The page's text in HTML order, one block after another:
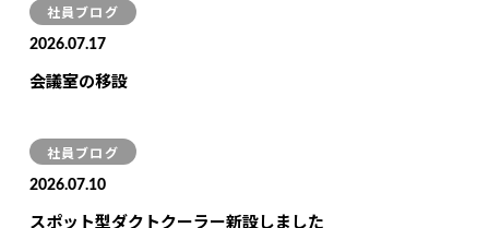
社員ブログ
2026.07.17
会議室の移設
社員ブログ
2026.07.10
スポット型ダクトクーラー新設しました